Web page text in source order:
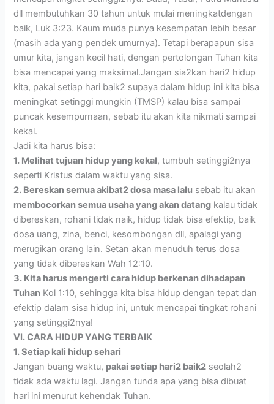
dll membutuhkan 30 tahun untuk mulai meningkatdengan
baik, Luk 3:23. Kaum muda punya kesempatan lebih besar
(masih ada yang pendek umurnya). Tetapi berapapun sisa
umur kita, jangan kecil hati, dengan pertolongan Tuhan kita
bisa mencapai yang maksimal.Jangan sia2kan hari2 hidup
kita, pakai setiap hari baik2 supaya dalam hidup ini kita bisa
meningkat setinggi mungkin (TMSP) kalau bisa sampai
puncak kesempurnaan, sebab itu akan kita nikmati sampai
kekal.
Jadi kita harus bisa:
1. Melihat tujuan hidup yang kekal, tumbuh setinggi2nya
seperti Kristus dalam waktu yang sisa.
2. Bereskan semua akibat2 dosa masa lalu sebab itu akan
membocorkan semua usaha yang akan datang kalau tidak
dibereskan, rohani tidak naik, hidup tidak bisa efektip, baik
dosa uang, zina, benci, kesombongan dll, apalagi yang
merugikan orang lain. Setan akan menuduh terus dosa
yang tidak dibereskan Wah 12:10.
3. Kita harus mengerti cara hidup berkenan dihadapan
Tuhan Kol 1:10, sehingga kita bisa hidup dengan tepat dan
efektip dalam sisa hidup ini, untuk mencapai tingkat rohani
yang setinggi2nya!
VI. CARA HIDUP YANG TERBAIK
1. Setiap kali hidup sehari
Jangan buang waktu, pakai setiap hari2 baik2 seolah2
tidak ada waktu lagi. Jangan tunda apa yang bisa dibuat
hari ini menurut kehendak Tuhan.